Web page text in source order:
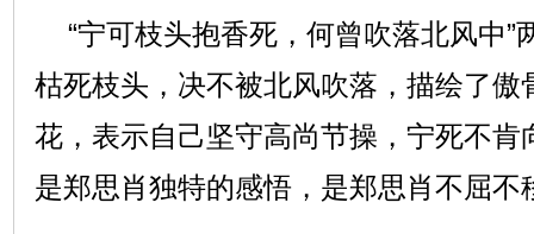
“宁可枝头抱香死，何曾吹落北风中”
枯死枝头，决不被北风吹落，描绘了傲
花，表示自己坚守高尚节操，宁死不肯
是郑思肖独特的感悟，是郑思肖不屈不